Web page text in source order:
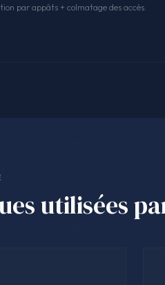
par appâts + colmatage des accès.
utilisées